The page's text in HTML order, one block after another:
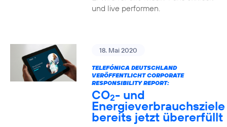
und live performen.
18. Mai 2020
TELEFÓNICA DEUTSCHLAND
VERÖFFENTLICHT CORPORATE
RESPONSIBILITY REPORT:
CO2- und
Energieverbrauchsziele
bereits jetzt übererfüllt